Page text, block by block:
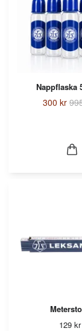
Nappflaska
300 kr
129 kr